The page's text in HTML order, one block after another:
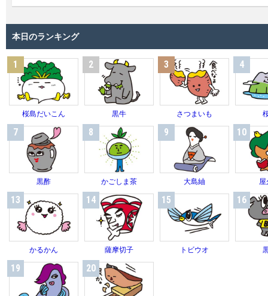
本日のランキング
1
桜島だいこん
2
黒牛
3
さつまいも
4
7
黒酢
8
かごしま茶
9
大島紬
10
屋
13
かるかん
14
薩摩切子
15
トビウオ
16
19 20